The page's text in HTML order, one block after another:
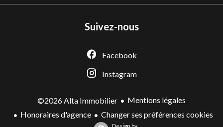
Suivez-nous
Facebook
Instagram
©2026 Alta Immobilier
Mentions légales
Honoraires d'agence
Changer ses préférences cookies